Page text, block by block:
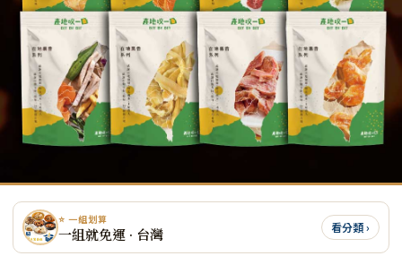
⭐ 一組划算
一組就免運 · 台灣 看分類 ›